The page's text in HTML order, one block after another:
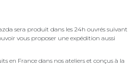
sera produit dans les 24h ouvrés suivant
vous proposer une expédition aussi
en France dans nos ateliers et conçus à la